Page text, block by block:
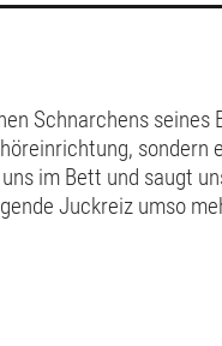
Schnarchens
sondern
im Bett und saugt
Juckreiz umso